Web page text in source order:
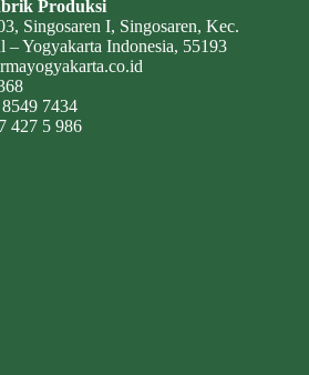
Produksi
Singosaren I, Singosaren, Kec.
– Yogyakarta Indonesia, 55193
7434
427 5 986